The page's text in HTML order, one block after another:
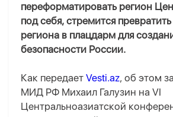
переформатировать регион
под себя, стремится
региона в плацдарм для
безопасности России.
Как передает Vesti.az, об этом
МИД РФ Михаил Галузин на VI
Центральноазиатской